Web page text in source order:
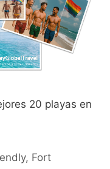
20 playas en
, Fort